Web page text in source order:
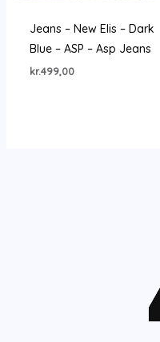
Jeans – New Elis – Dark
Blue – ASP – Asp Jeans
kr.499,00